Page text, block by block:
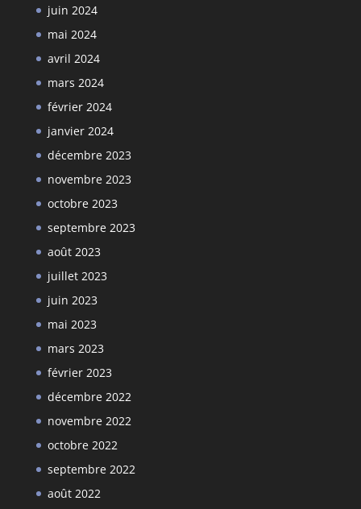
juin 2024
mai 2024
avril 2024
mars 2024
février 2024
janvier 2024
décembre 2023
novembre 2023
octobre 2023
septembre 2023
août 2023
juillet 2023
juin 2023
mai 2023
mars 2023
février 2023
décembre 2022
novembre 2022
octobre 2022
septembre 2022
août 2022